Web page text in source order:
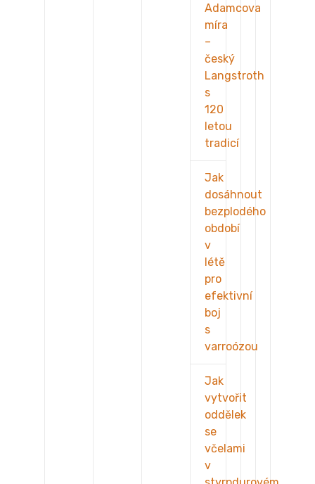
Adamcova
míra
–
český
Langstroth
s
120
letou
tradicí
Jak
dosáhnout
bezplodého
období
v
létě
pro
efektivní
boj
s
varroózou
Jak
vytvořit
oddělek
se
včelami
v